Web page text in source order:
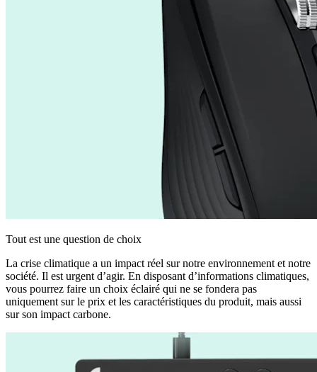
Tout est une question de choix
La crise climatique a un impact réel sur notre environnement et notre
société. Il est urgent d’agir. En disposant d’informations climatiques,
vous pourrez faire un choix éclairé qui ne se fondera pas
uniquement sur le prix et les caractéristiques du produit, mais aussi
sur son impact carbone.